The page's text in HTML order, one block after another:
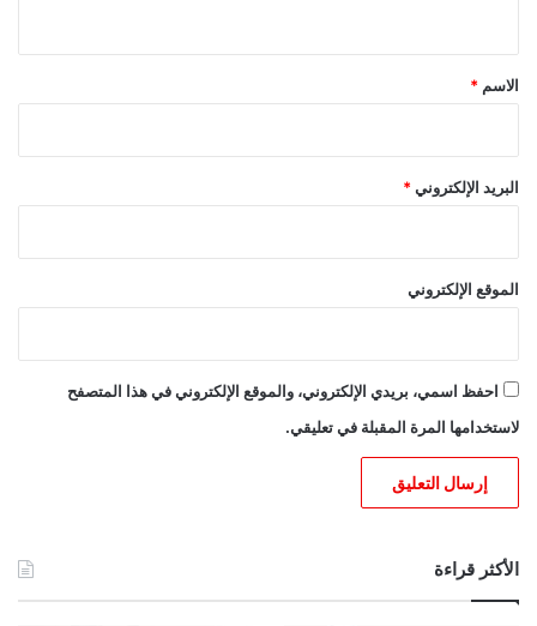
*
الاسم *
البريد الإلكتروني *
الموقع الإلكتروني
احفظ اسمي، بريدي الإلكتروني، والموقع الإلكتروني في هذا المتصفح
لاستخدامها المرة المقبلة في تعليقي.
الأكثر قراءة